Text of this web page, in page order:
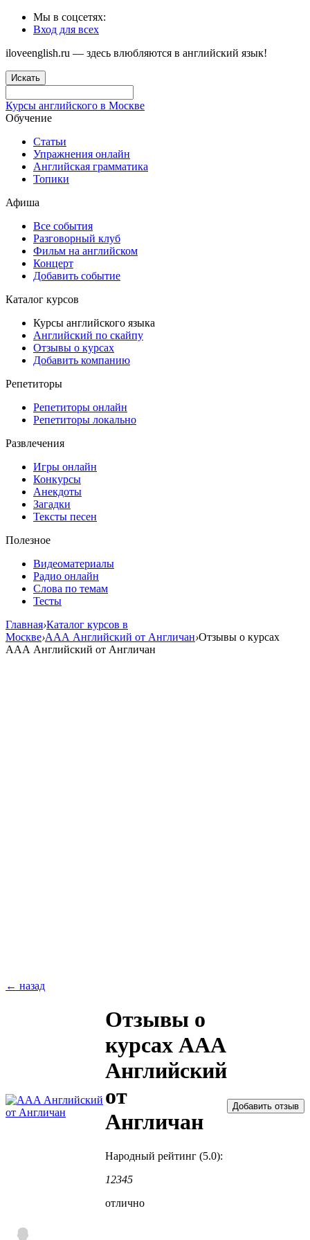
Мы в соцсетях:
Вход для всех
iloveenglish.ru — здесь влюбляются в английский язык!
Искать
Курсы английского в Москве
Обучение
Статьи
Упражнения онлайн
Английская грамматика
Топики
Афиша
Все события
Разговорный клуб
Фильм на английском
Концерт
Добавить событие
Каталог курсов
Курсы английского языка
Английский по скайпу
Отзывы о курсах
Добавить компанию
Репетиторы
Репетиторы онлайн
Репетиторы локально
Развлечения
Игры онлайн
Конкурсы
Анекдоты
Загадки
Тексты песен
Полезное
Видеоматериалы
Радио онлайн
Слова по темам
Тесты
Главная›Каталог курсов в
Москве›AAA Английский от Англичан›Отзывы о курсах
AAA Английский от Англичан
← назад
Отзывы о
курсах AAA
Английский
от
Англичан
Народный рейтинг (5.0):
12345
отлично